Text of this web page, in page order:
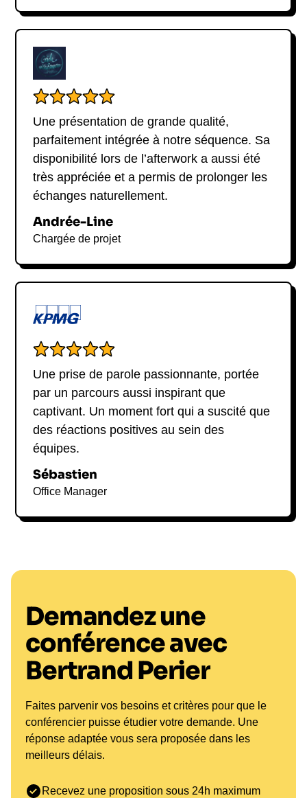
intervention dans une grande école, un
de parole
l’organisation de votre projet.
Pour toute
demande de contact avec Bertrand
Perier, remplissez le formulaire ci-dessous ou
contactez-nous directement. Nous reviendrons vers
vous rapidement avec les informations nécessaires
(disponibilités, tarifs, formats…
Une présentation de grande qualité,
parfaitement intégrée à notre séquence. Sa
disponibilité lors de l’afterwork a aussi été
très appréciée et a permis de prolonger les
échanges naturellement.
Andrée-Line
Chargée de projet
Une prise de parole passionnante, portée
par un parcours aussi inspirant que
captivant. Un moment fort qui a suscité que
des réactions positives au sein des
équipes.
Sébastien
Office Manager
Demandez une
conférence avec
Bertrand Perier
Faites parvenir vos besoins et critères pour que le
conférencier puisse étudier votre demande. Une
réponse adaptée vous sera proposée dans les
meilleurs délais.
Recevez une proposition sous 24h maximum